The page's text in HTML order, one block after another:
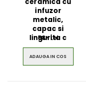
infuzor
metalic,
capac si
lingurita c
58 00Lei
ADAUGA IN COS